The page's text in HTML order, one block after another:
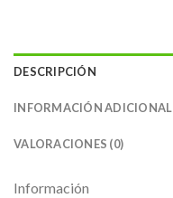
DESCRIPCIÓN
INFORMACIÓN ADICIONAL
VALORACIONES (0)
Información